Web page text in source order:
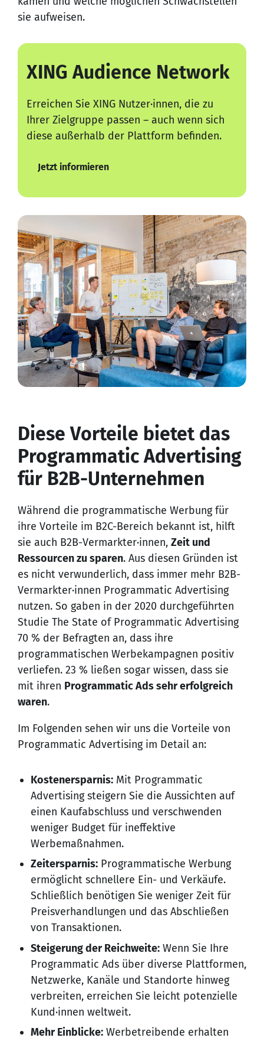
sie aufweisen.
XING Audience Network
Erreichen Sie XING Nutzer·innen, die zu
Ihrer Zielgruppe passen – auch wenn sich
diese außerhalb der Plattform befinden.
Jetzt informieren
Diese Vorteile bietet das
Programmatic Advertising
für B2B-Unternehmen
Während die programmatische Werbung für
ihre Vorteile im B2C-Bereich bekannt ist, hilft
sie auch B2B-Vermarkter·innen, Zeit und
Ressourcen zu sparen. Aus diesen Gründen ist
es nicht verwunderlich, dass immer mehr B2B-
Vermarkter·innen Programmatic Advertising
nutzen. So gaben in der 2020 durchgeführten
Studie The State of Programmatic Advertising
70 % der Befragten an, dass ihre
programmatischen Werbekampagnen positiv
verliefen. 23 % ließen sogar wissen, dass sie
mit ihren Programmatic Ads sehr erfolgreich
waren.
Im Folgenden sehen wir uns die Vorteile von
Programmatic Advertising im Detail an:
Kostenersparnis:Mit Programmatic
Advertising steigern Sie die Aussichten auf
einen Kaufabschluss und verschwenden
weniger Budget für ineffektive
Werbemaßnahmen.
Zeitersparnis:Programmatische Werbung
ermöglicht schnellere Ein- und Verkäufe.
Schließlich benötigen Sie weniger Zeit für
Preisverhandlungen und das Abschließen
von Transaktionen.
Steigerung der Reichweite:Wenn Sie Ihre
Programmatic Ads über diverse Plattformen,
Netzwerke, Kanäle und Standorte hinweg
verbreiten, erreichen Sie leicht potenzielle
Kund·innen weltweit.
Mehr Einblicke:Werbetreibende erhalten